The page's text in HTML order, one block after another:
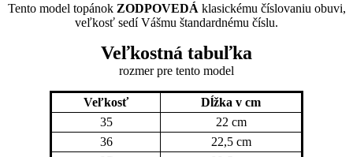
Tento model topánok ZODPOVEDÁ klasickému číslovaniu obuvi,
veľkosť sedí Vášmu štandardnému číslu.
Veľkostná tabuľka
rozmer pre tento model
Veľkosť
Dĺžka v cm
35
22 cm
36
22,5 cm